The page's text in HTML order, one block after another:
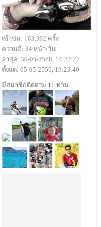
เข้าชม: 163,392 ครั้ง
ความถี่: 34 หน้า/วัน
ล่าสุด: 30-05-2568, 14:27:27
ตั้งแต่: 05-05-2556, 19:23:40
มีสมาชิกติดตาม 11 ท่าน